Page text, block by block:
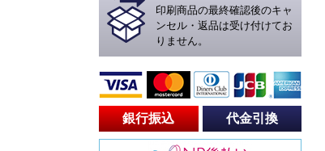
印刷商品の最終確認後のキャ
ンセル・返品は受け付けてお
りません。
銀行振込 代金引換